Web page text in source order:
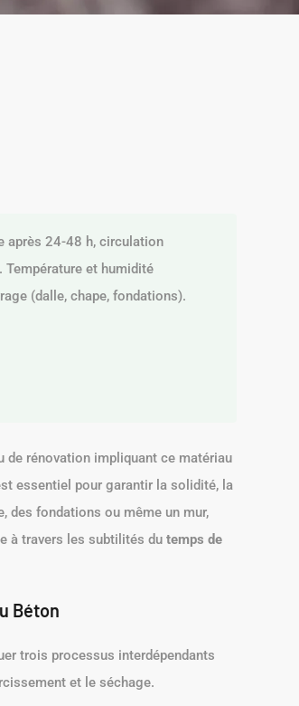
après 24-48 h, circulation
et humidité
(dalle, chape, fondations).
rénovation impliquant ce matériau
essentiel pour garantir la solidité, la
des fondations ou même un mur,
à travers les subtilités du temps de
Béton
trois processus interdépendants
et le séchage.